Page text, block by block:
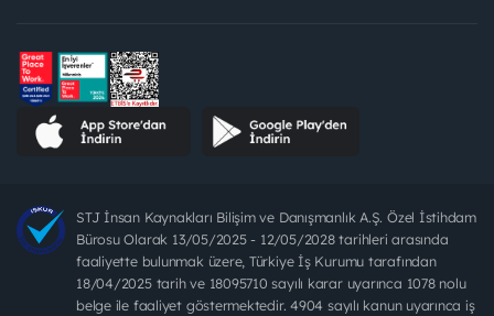
STJ İnsan Kaynakları Bilişim ve Danışmanlık A.Ş. Özel İstihdam
Bürosu Olarak 13/05/2025 - 12/05/2028 tarihleri arasında
faaliyette bulunmak üzere, Türkiye İş Kurumu tarafından
18/04/2025 tarih ve 18095710 sayılı karar uyarınca 1078 nolu
belge ile faaliyet göstermektedir. 4904 sayılı kanun uyarınca iş